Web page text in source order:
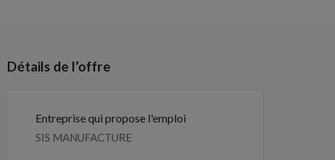
Détails de l’offre
Entreprise qui propose l'emploi
SIS MANUFACTURE